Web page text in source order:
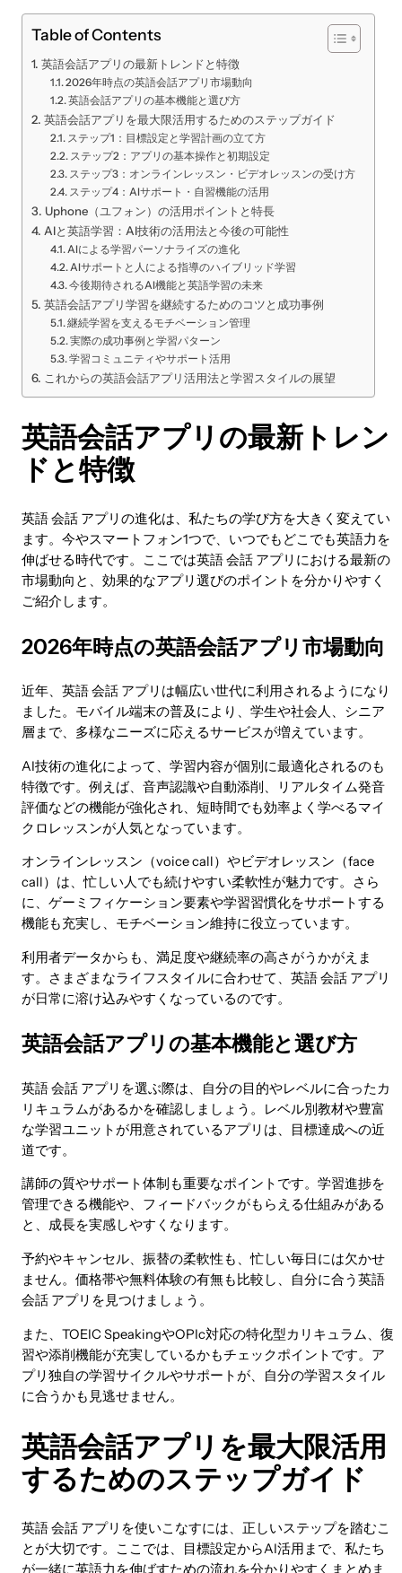
Table of Contents
英語会話アプリの最新トレンドと特徴
2026年時点の英語会話アプリ市場動向
英語会話アプリの基本機能と選び方
英語会話アプリを最大限活用するためのステップガイド
ステップ1：目標設定と学習計画の立て方
ステップ2：アプリの基本操作と初期設定
ステップ3：オンラインレッスン・ビデオレッスンの受け方
ステップ4：AIサポート・自習機能の活用
Uphone（ユフォン）の活用ポイントと特長
AIと英語学習：AI技術の活用法と今後の可能性
AIによる学習パーソナライズの進化
AIサポートと人による指導のハイブリッド学習
今後期待されるAI機能と英語学習の未来
英語会話アプリ学習を継続するためのコツと成功事例
継続学習を支えるモチベーション管理
実際の成功事例と学習パターン
学習コミュニティやサポート活用
これからの英語会話アプリ活用法と学習スタイルの展望
英語会話アプリの最新トレン
ドと特徴
英語 会話 アプリの進化は、私たちの学び方を大きく変えてい
ます。今やスマートフォン1つで、いつでもどこでも英語力を
伸ばせる時代です。ここでは英語 会話 アプリにおける最新の
市場動向と、効果的なアプリ選びのポイントを分かりやすく
ご紹介します。
2026年時点の英語会話アプリ市場動向
近年、英語 会話 アプリは幅広い世代に利用されるようになり
ました。モバイル端末の普及により、学生や社会人、シニア
層まで、多様なニーズに応えるサービスが増えています。
AI技術の進化によって、学習内容が個別に最適化されるのも
特徴です。例えば、音声認識や自動添削、リアルタイム発音
評価などの機能が強化され、短時間でも効率よく学べるマイ
クロレッスンが人気となっています。
オンラインレッスン（voice call）やビデオレッスン（face
call）は、忙しい人でも続けやすい柔軟性が魅力です。さら
に、ゲーミフィケーション要素や学習習慣化をサポートする
機能も充実し、モチベーション維持に役立っています。
利用者データからも、満足度や継続率の高さがうかがえま
す。さまざまなライフスタイルに合わせて、英語 会話 アプリ
が日常に溶け込みやすくなっているのです。
英語会話アプリの基本機能と選び方
英語 会話 アプリを選ぶ際は、自分の目的やレベルに合ったカ
リキュラムがあるかを確認しましょう。レベル別教材や豊富
な学習ユニットが用意されているアプリは、目標達成への近
道です。
講師の質やサポート体制も重要なポイントです。学習進捗を
管理できる機能や、フィードバックがもらえる仕組みがある
と、成長を実感しやすくなります。
予約やキャンセル、振替の柔軟性も、忙しい毎日には欠かせ
ません。価格帯や無料体験の有無も比較し、自分に合う英語
会話 アプリを見つけましょう。
また、TOEIC SpeakingやOPIc対応の特化型カリキュラム、復
習や添削機能が充実しているかもチェックポイントです。ア
プリ独自の学習サイクルやサポートが、自分の学習スタイル
に合うかも見逃せません。
英語会話アプリを最大限活用
するためのステップガイド
英語 会話 アプリを使いこなすには、正しいステップを踏むこ
とが大切です。ここでは、目標設定からAI活用まで、私たち
が一緒に英語力を伸ばすための流れを分かりやすくまとめま